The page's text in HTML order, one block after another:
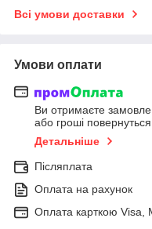
Всі умови доставки
Умови оплати
Ви отримаєте
або гроші
Детальніше
Післяплата
Оплата на рахунок
Оплата карткою Visa,